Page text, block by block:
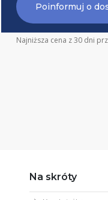
Poinformuj o
Najniższa cena z 30 dni
Na skróty